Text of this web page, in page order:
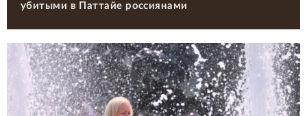
убитыми в Паттайе россиянами